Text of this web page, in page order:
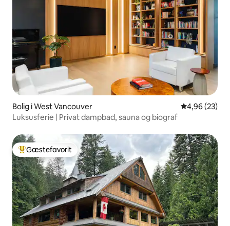
Bolig i West Vancouver 4,96 ud af 5 i
4,96 (23)
Luksusferie | Privat dampbad, sauna og biograf
Bedste gæstefavorit
Gæstefavorit